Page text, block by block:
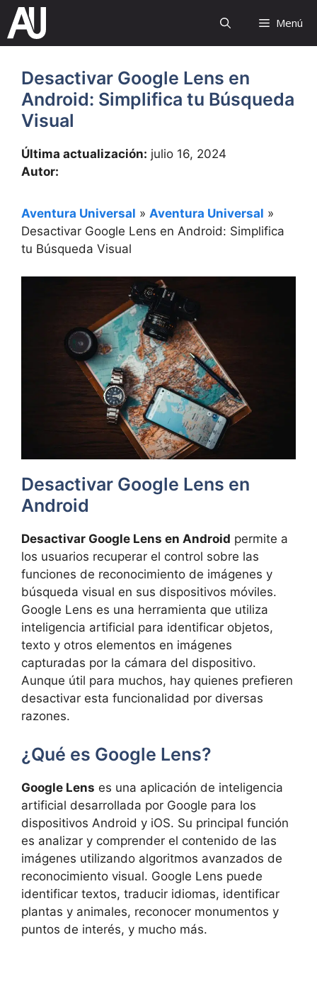
Saltar
contenido
Menú
Desactivar Google Lens en
Android: Simplifica tu Búsqueda
Visual
Última actualización: julio 16, 2024
Autor:
Aventura Universal » Aventura Universal »
Desactivar Google Lens en Android: Simplifica
tu Búsqueda Visual
Desactivar Google Lens en
Android
Desactivar Google Lens en Android permite a
los usuarios recuperar el control sobre las
funciones de reconocimiento de imágenes y
búsqueda visual en sus dispositivos móviles.
Google Lens es una herramienta que utiliza
inteligencia artificial para identificar objetos,
texto y otros elementos en imágenes
capturadas por la cámara del dispositivo.
Aunque útil para muchos, hay quienes prefieren
desactivar esta funcionalidad por diversas
razones.
¿Qué es Google Lens?
Google Lens es una aplicación de inteligencia
artificial desarrollada por Google para los
dispositivos Android y iOS. Su principal función
es analizar y comprender el contenido de las
imágenes utilizando algoritmos avanzados de
reconocimiento visual. Google Lens puede
identificar textos, traducir idiomas, identificar
plantas y animales, reconocer monumentos y
puntos de interés, y mucho más.